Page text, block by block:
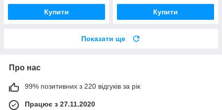
Купити Купити
Показати ще
Про нас
99% позитивних з 220 відгуків за рік
Працює з 27.11.2020